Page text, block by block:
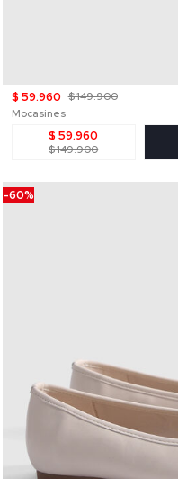
$ 59.960 $ 149.900
Mocasines
$ 59.960
$ 149.900
-60%